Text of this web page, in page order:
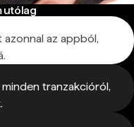
utólag
az appból,
tranzakcióról,